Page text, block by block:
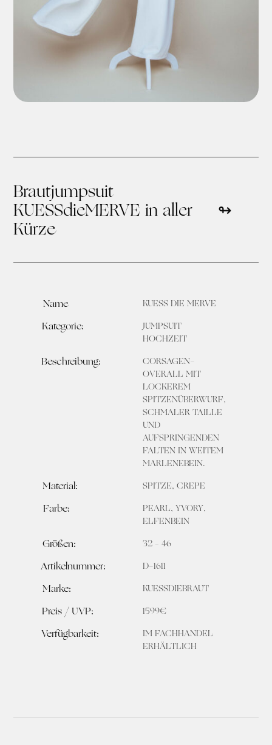
Brautjumpsuit
KUESSdieMERVE in aller
Kürze
Name KUESS DIE MERVE
Kategorie:
JUMPSUIT
HOCHZEIT
Beschreibung:
CORSAGEN-
OVERALL MIT
LOCKEREM
SPITZENÜBERWURF,
SCHMALER TAILLE
UND
AUFSPRINGENDEN
FALTEN IN WEITEM
MARLENEBEIN.
Material: SPITZE, CREPE
Farbe:
PEARL, YVORY,
ELFENBEIN
Größen: 32 – 46
Artikelnummer: D-1611
Marke: KUESSDIEBRAUT
Preis / UVP: 1599€
Verfügbarkeit:
IM FACHHANDEL
ERHÄLTLICH